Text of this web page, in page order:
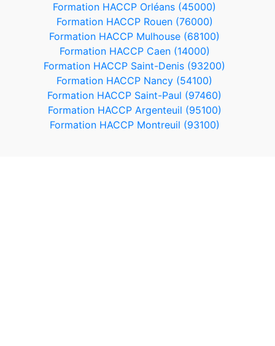
Formation HACCP Orléans (45000)
Formation HACCP Rouen (76000)
Formation HACCP Mulhouse (68100)
Formation HACCP Caen (14000)
Formation HACCP Saint-Denis (93200)
Formation HACCP Nancy (54100)
Formation HACCP Saint-Paul (97460)
Formation HACCP Argenteuil (95100)
Formation HACCP Montreuil (93100)